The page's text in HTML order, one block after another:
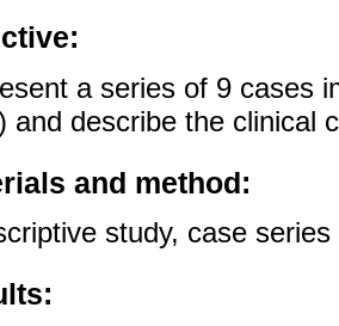
a series of 9 cases
and describe the clinical
and method:
study, case